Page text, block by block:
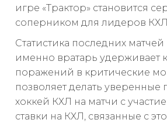
игре «Трактор» становится
соперником для лидеров
Статистика последних матчей
именно вратарь удерживает
поражений в критические
позволяет делать уверенные
хоккей КХЛ на матчи с
ставки на КХЛ, связанные с